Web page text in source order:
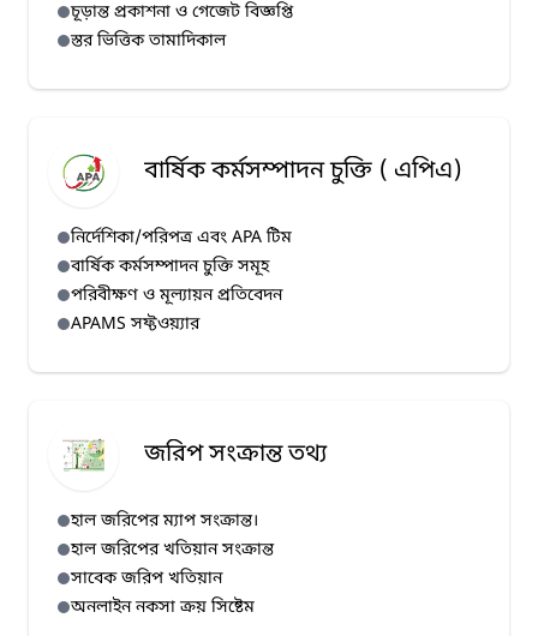
চূড়ান্ত প্রকাশনা ও গেজেট বিজ্ঞপ্তি
স্তর ভিত্তিক তামাদিকাল
বার্ষিক কর্মসম্পাদন চুক্তি ( এপিএ)
নির্দেশিকা/পরিপত্র এবং APA টিম
বার্ষিক কর্মসম্পাদন চুক্তি সমূহ
পরিবীক্ষণ ও মূল্যায়ন প্রতিবেদন
APAMS সফ্টওয়্যার
জরিপ সংক্রান্ত তথ্য
হাল জরিপের ম্যাপ সংক্রান্ত।
হাল জরিপের খতিয়ান সংক্রান্ত
সাবেক জরিপ খতিয়ান
অনলাইন নকসা ক্রয় সিষ্টেম